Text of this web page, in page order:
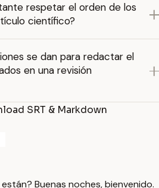
respetar el orden de los
científico?
se dan para redactar el
en una revisión
SRT & Markdown
Buenas noches, bienvenido.